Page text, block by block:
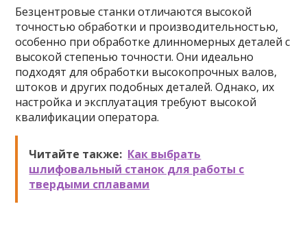
Безцентровые станки отличаются высокой
точностью обработки и производительностью,
особенно при обработке длинномерных деталей с
высокой степенью точности. Они идеально
подходят для обработки высокопрочных валов,
штоков и других подобных деталей. Однако, их
настройка и эксплуатация требуют высокой
квалификации оператора.
Читайте также: Как выбрать
шлифовальный станок для работы с
твердыми сплавами